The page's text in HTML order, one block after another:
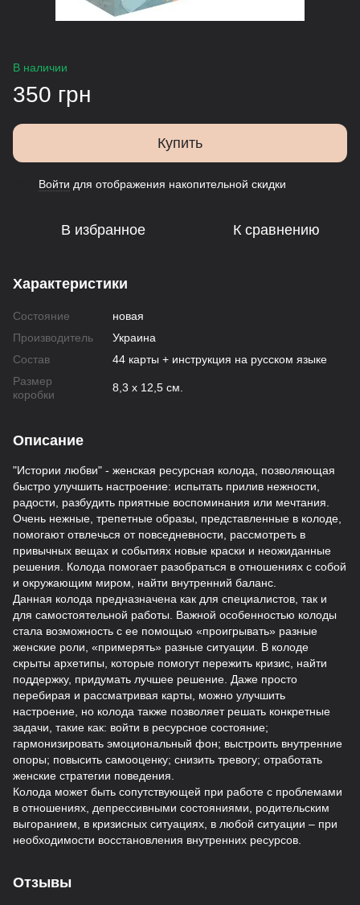
В наличии
350 грн
Купить
Войти для отображения накопительной скидки
В избранное К сравнению
Характеристики
Состояние
новая
Производитель
Украина
Состав
44 карты + инструкция на русском языке
Размер
коробки
8,3 х 12,5 см.
Описание
"Истории любви" - женская ресурсная колода, позволяющая
быстро улучшить настроение: испытать прилив нежности,
радости, разбудить приятные воспоминания или мечтания.
Очень нежные, трепетные образы, представленные в колоде,
помогают отвлечься от повседневности, рассмотреть в
привычных вещах и событиях новые краски и неожиданные
решения. Колода помогает разобраться в отношениях с собой
и окружающим миром, найти внутренний баланс.
Данная колода предназначена как для специалистов, так и
для самостоятельной работы. Важной особенностью колоды
стала возможность с ее помощью «проигрывать» разные
женские роли, «примерять» разные ситуации. В колоде
скрыты архетипы, которые помогут пережить кризис, найти
поддержку, придумать лучшее решение. Даже просто
перебирая и рассматривая карты, можно улучшить
настроение, но колода также позволяет решать конкретные
задачи, такие как: войти в ресурсное состояние;
гармонизировать эмоциональный фон; выстроить внутренние
опоры; повысить самооценку; снизить тревогу; отработать
женские стратегии поведения.
Колода может быть сопутствующей при работе с проблемами
в отношениях, депрессивными состояниями, родительским
выгоранием, в кризисных ситуациях, в любой ситуации – при
необходимости восстановления внутренних ресурсов.
Отзывы